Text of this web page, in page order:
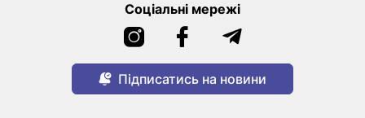
Соціальні мережі
Підписатись на новини